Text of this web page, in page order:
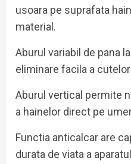
usoara pe suprafata
material.
Aburul variabil de pana
eliminare facila a
Aburul vertical permite
a hainelor direct pe
Functia anticalcar are
durata de viata a